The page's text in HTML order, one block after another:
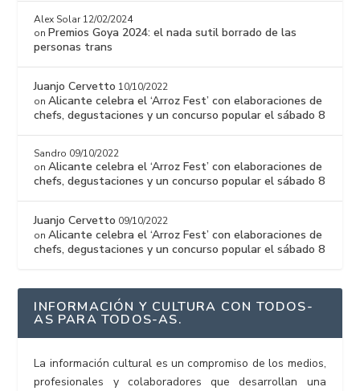
Alex Solar 12/02/2024
on Premios Goya 2024: el nada sutil borrado de las
personas trans
Juanjo Cervetto 10/10/2022
onAlicante celebra el ‘Arroz Fest’ con elaboraciones de
chefs, degustaciones y un concurso popular el sábado 8
Sandro 09/10/2022
onAlicante celebra el ‘Arroz Fest’ con elaboraciones de
chefs, degustaciones y un concurso popular el sábado 8
Juanjo Cervetto 09/10/2022
onAlicante celebra el ‘Arroz Fest’ con elaboraciones de
chefs, degustaciones y un concurso popular el sábado 8
INFORMACIÓN Y CULTURA CON TODOS-
AS PARA TODOS-AS.
La información cultural es un compromiso de los medios,
profesionales y colaboradores que desarrollan una